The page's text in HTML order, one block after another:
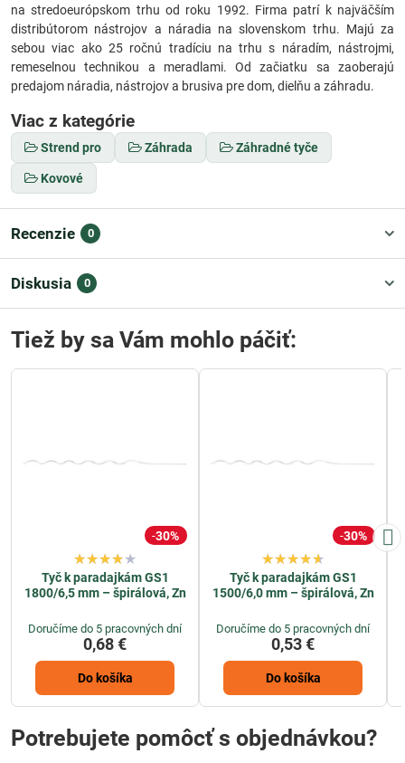
na stredoeurópskom trhu od roku 1992. Firma patrí k najväčším
distribútorom nástrojov a náradia na slovenskom trhu. Majú za
sebou viac ako 25 ročnú tradíciu na trhu s náradím, nástrojmi,
remeselnou technikou a meradlami. Od začiatku sa zaoberajú
predajom náradia, nástrojov a brusiva pre dom, dielňu a záhradu.
Viac z kategórie
Strend pro Záhrada Záhradné tyče
Kovové
Recenzie 0
Diskusia 0
Tiež by sa Vám mohlo páčiť:
30%
Tyč k paradajkám GS1
1800/6,5 mm – špirálová, Zn
Doručíme do 5 pracovných dní
0,68 €
Do košíka
30%
Tyč k paradajkám GS1
1500/6,0 mm – špirálová, Zn
Doručíme do 5 pracovných dní
0,53 €
Do košíka
Potrebujete pomôcť s objednávkou?